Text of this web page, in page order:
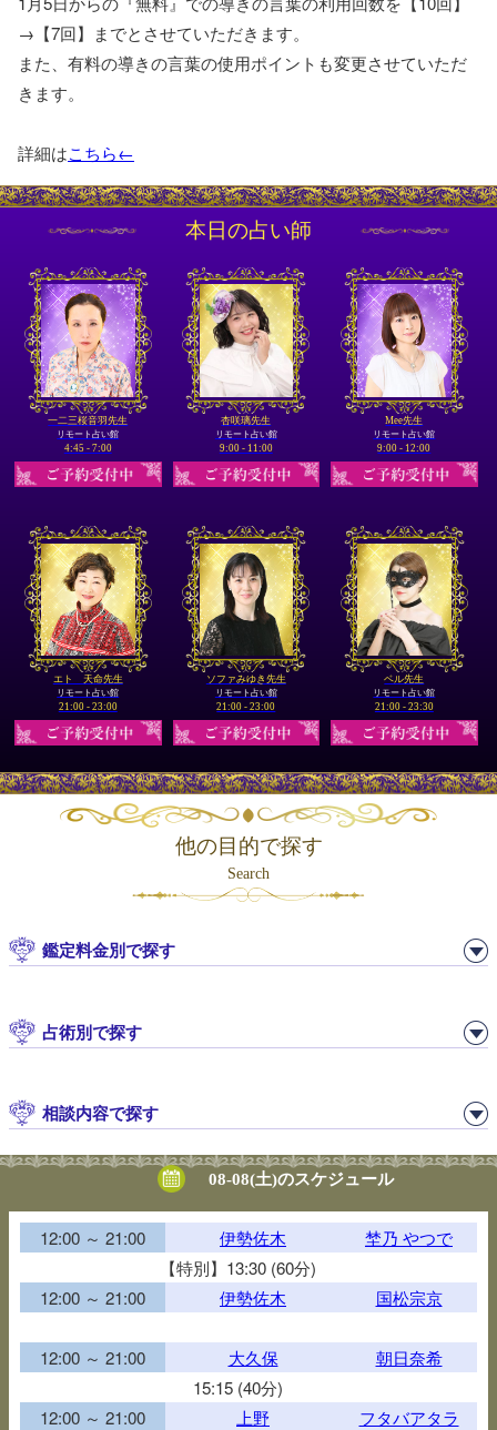
→【7回】までとさせていただきます。
また、有料の導きの言葉の使用ポイントも変更させていただ
きます。
詳細はこちら←
本日の占い師
一二三桜音羽先生
リモート占い館
4:45 - 7:00
杏咲璃先生
リモート占い館
9:00 - 11:00
Mee先生
リモート占い館
9:00 - 12:00
エト 天命先生
リモート占い館
21:00 - 23:00
ソファみゆき先生
リモート占い館
21:00 - 23:00
ベル先生
リモート占い館
21:00 - 23:30
他の目的で探す
Search
鑑定料金別で探す
占術別で探す
相談内容で探す
08-08(土)のスケジュール
12:00 ～ 21:00 伊勢佐木
埜乃 やつで
【特別】13:30 (60分)
12:00 ～ 21:00
伊勢佐木 国松宗京
12:00 ～ 21:00 大久保
朝日奈希
15:15 (40分)
12:00 ～ 21:00
上野
フタバアタラ